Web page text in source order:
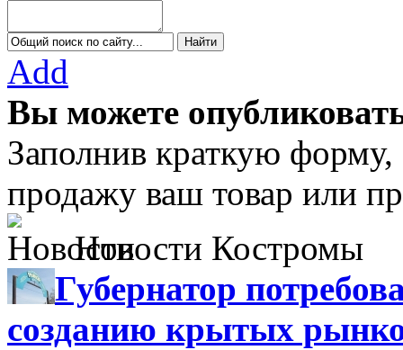
Add
Вы можете
Заполнив краткую
продажу ваш товар или
Новости Костромы
Губернатор
созданию крытых